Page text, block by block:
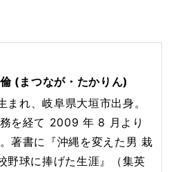
(まつなが・たかりん)
まれ、岐阜県大垣市出身。
を経て 2009 年 8 月より
著書に『沖縄を変えた男 栽
野球に捧げた生涯』（集英